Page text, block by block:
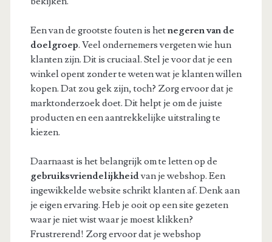
Een van de grootste fouten is hetnegeren van de
doelgroep. Veel ondernemers vergeten wie hun
klanten zijn. Dit is cruciaal. Stel je voor dat je een
winkel opent zonder te weten wat je klanten willen
kopen. Dat zou gek zijn, toch? Zorg ervoor dat je
marktonderzoek doet. Dit helpt je om de juiste
producten en een aantrekkelijke uitstraling te
kiezen.
Daarnaast is het belangrijk om te letten op de
gebruiksvriendelijkheidvan je webshop. Een
ingewikkelde website schrikt klanten af. Denk aan
je eigen ervaring. Heb je ooit op een site gezeten
waar je niet wist waar je moest klikken?
Frustrerend! Zorg ervoor dat je webshop